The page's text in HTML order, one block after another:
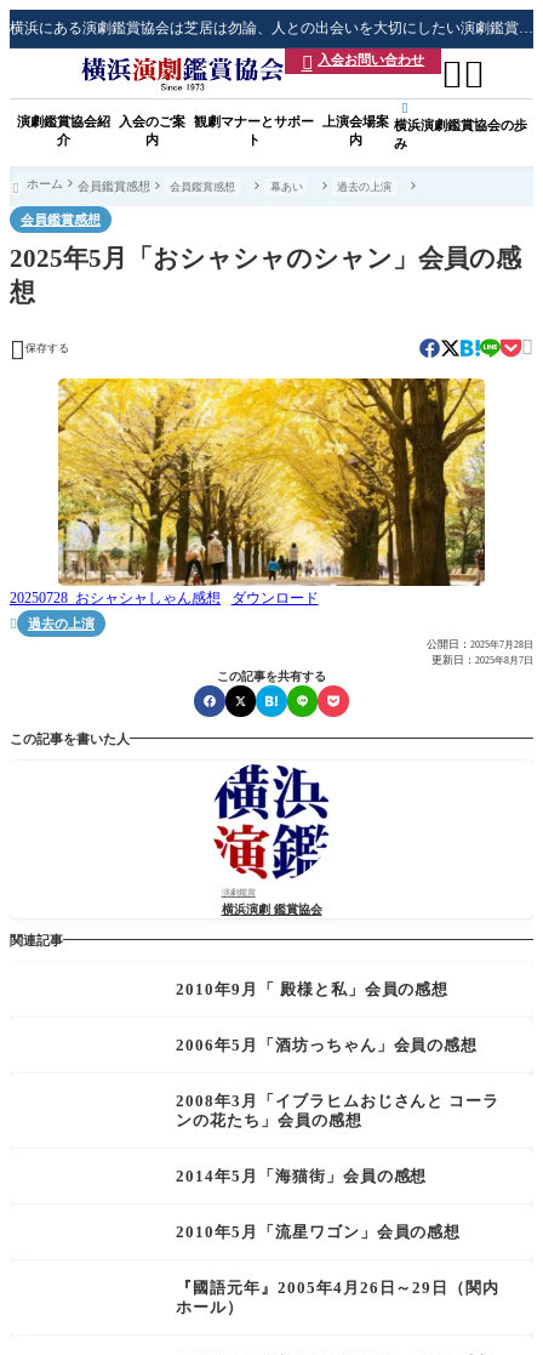
横浜にある演劇鑑賞協会は芝居は勿論、人との出会いを大切にしたい演劇鑑賞会です
演劇鑑賞協会紹
介
入会のご案
内
観劇マナーとサポー
ト
上演会場案
内

横浜演劇鑑賞協会の歩
み
 入会お問い合わせ 
 ホーム 会員鑑賞感想 会員鑑賞感想 幕あい 過去の上演
会員鑑賞感想
2025年5月「おシャシャのシャン」会員の感
想
 保存する 
20250728_おシャシャしゃん感想 ダウンロード
 過去の上演
公開日： 2025年7月28日
更新日： 2025年8月7日
この記事を共有する
この記事を書いた人
演劇鑑賞
横浜演劇 鑑賞協会
関連記事
2010年9月「 殿様と私」会員の感想
2006年5月「酒坊っちゃん」会員の感想
2008年3月「イブラヒムおじさんと コーラ
ンの花たち」会員の感想
2014年5月「海猫街」会員の感想
2010年5月「流星ワゴン」会員の感想
『國語元年』2005年4月26日～29日（関内
ホール）